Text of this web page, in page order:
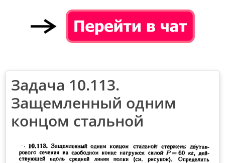
Задача 10.113.
Защемленный одним
концом стальной